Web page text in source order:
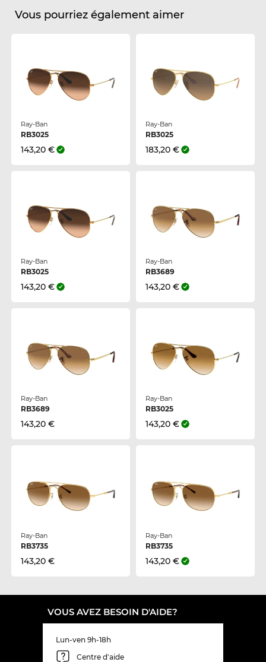
Vous pourriez également aimer
Ray-Ban
RB3025
143,20 €
Ray-Ban
RB3025
183,20 €
Ray-Ban
RB3025
143,20 €
Ray-Ban
RB3689
143,20 €
Ray-Ban
RB3689
143,20 €
Ray-Ban
RB3025
143,20 €
Ray-Ban
RB3735
143,20 €
Ray-Ban
RB3735
143,20 €
VOUS AVEZ BESOIN D'AIDE?
Lun-ven 9h-18h
Centre d'aide